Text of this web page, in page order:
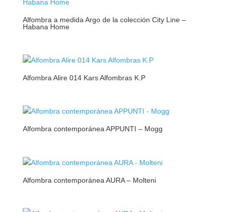
Alfombra a medida Argo de la colección City Line –
Habana Home
Alfombra Alire 014 Kars Alfombras K.P
Alfombra contemporánea APPUNTI – Mogg
Alfombra contemporánea AURA – Molteni